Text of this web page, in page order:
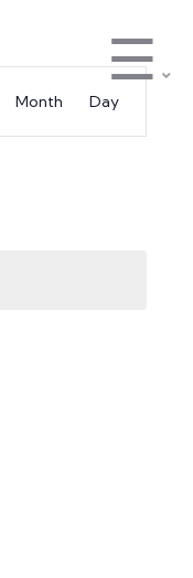
☰
Views
Navigation
Month Day